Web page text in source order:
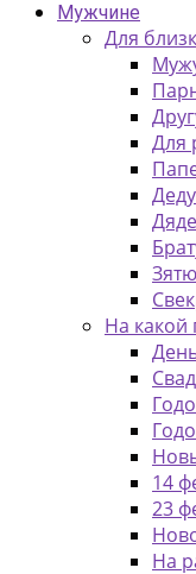
Мужчине
Для
Для
Дяде
Зятю
На какой
14
23
На